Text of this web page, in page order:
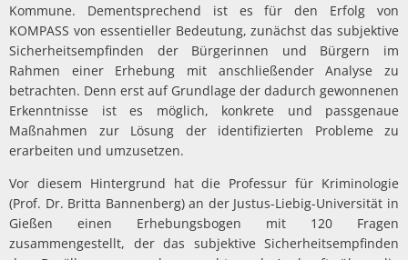
Kommune. Dementsprechend ist es für den Erfolg von
KOMPASS von essentieller Bedeutung, zunächst das subjektive
Sicherheitsempfinden der Bürgerinnen und Bürgern im
Rahmen einer Erhebung mit anschließender Analyse zu
betrachten. Denn erst auf Grundlage der dadurch gewonnenen
Erkenntnisse ist es möglich, konkrete und passgenaue
Maßnahmen zur Lösung der identifizierten Probleme zu
erarbeiten und umzusetzen.
Vor diesem Hintergrund hat die Professur für Kriminologie
(Prof. Dr. Britta Bannenberg) an der Justus-Liebig-Universität in
Gießen einen Erhebungsbogen mit 120 Fragen
zusammengestellt, der das subjektive Sicherheitsempfinden